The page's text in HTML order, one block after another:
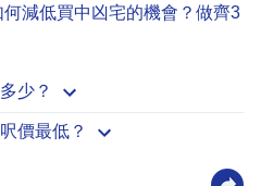
減低買中凶宅的機會？做齊3
少？
價最低？